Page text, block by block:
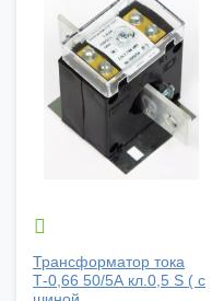

Трансформатор тока
Т-0,66 50/5А кл.0,5 S ( с